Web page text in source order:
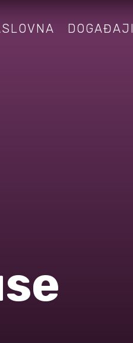
DOGAĐAJI